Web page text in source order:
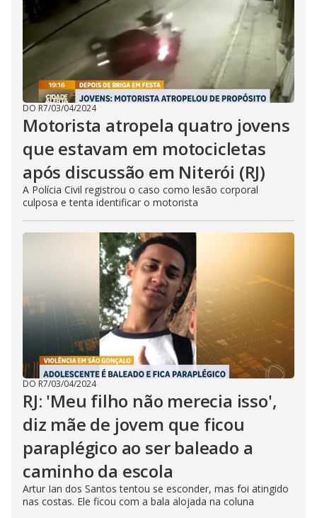
DO R7/03/04/2024
Motorista atropela quatro jovens
que estavam em motocicletas
após discussão em Niterói (RJ)
A Polícia Civil registrou o caso como lesão corporal
culposa e tenta identificar o motorista
DO R7/03/04/2024
RJ: 'Meu filho não merecia isso',
diz mãe de jovem que ficou
paraplégico ao ser baleado a
caminho da escola
Artur Ian dos Santos tentou se esconder, mas foi atingido
nas costas. Ele ficou com a bala alojada na coluna